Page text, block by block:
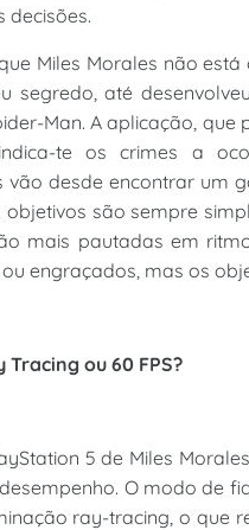
decisões.
Miles Morales não
segredo, até
Man. A aplicação,
te os crimes a
vão desde encontrar um
objetivos são sempre
mais pautadas em
engraçados, mas os
Tracing ou 60 FPS?
5 de Miles
O modo de
ray-tracing, o que